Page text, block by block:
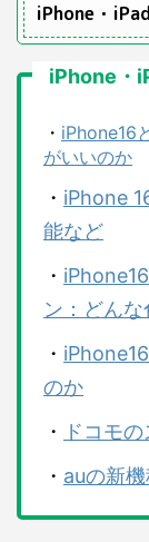
iPhone・
iPhone・
・ iPhone16
がいいのか
・ iPhone
能など
・
ン：どん
・
のか
・
ドコモ
・ auの新